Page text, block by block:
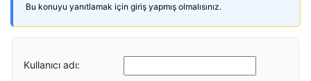
Bu konuyu yanıtlamak için giriş yapmış olmalısınız.
Kullanıcı adı: